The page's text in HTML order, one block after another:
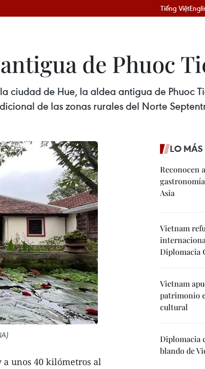
Tiếng Việt
de Phuoc
ciudad de Hue, la aldea antigua de Phuoc
de las zonas rurales del Norte
a unos 40 kilómetros al
LO
Reconocen
Asia
Vietnam
Diplomacia
Vietnam
patrimonio
cultural
Diplomacia
blando de